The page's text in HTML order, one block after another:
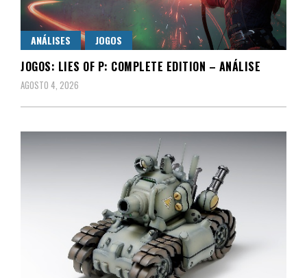
ANÁLISES JOGOS
JOGOS: LIES OF P: COMPLETE EDITION – ANÁLISE
AGOSTO 4, 2026